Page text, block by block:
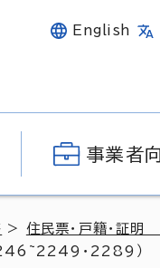
English
事業者
> 住民票・戸籍・証明
・2289）